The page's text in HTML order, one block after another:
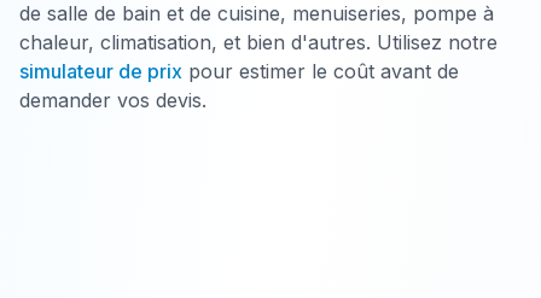
de salle de bain et de cuisine, menuiseries, pompe à
chaleur, climatisation, et bien d'autres. Utilisez notre
simulateur de prix pour estimer le coût avant de
demander vos devis.